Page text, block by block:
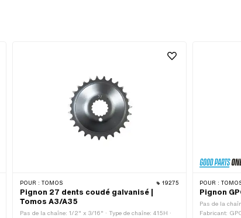
POUR : TOMOS 19275
Pignon 27 dents coudé galvanisé |
Tomos A3/A35
Pas de la chaîne: 1/2" x 3/16" · Type de chaîne: 415H ·
POUR :
Pignon
Pas de la
Fabricant: